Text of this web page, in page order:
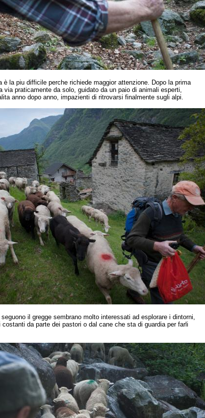
è la piu difficile perche richiede maggior attenzione. Dopo la prima
via praticamente da solo, guidato da un paio di animali esperti,
anno dopo anno, impazienti di ritrovarsi finalmente sugli alpi.
il gregge sembrano molto interessati ad esplorare i dintorni,
da parte dei pastori o dal cane che sta di guardia per farli